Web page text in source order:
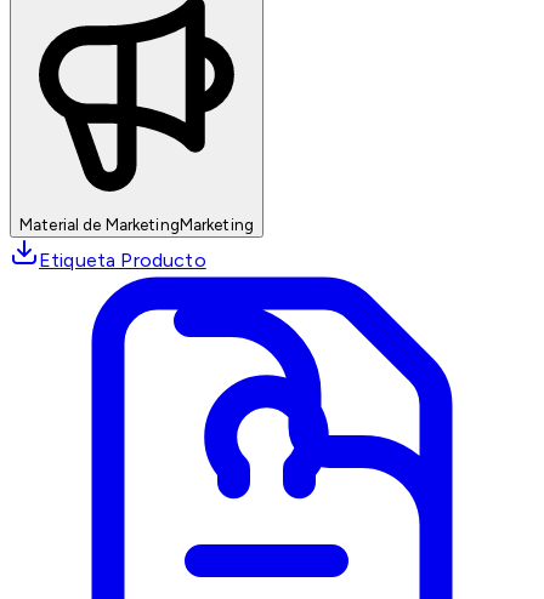
Material de MarketingMarketing
Etiqueta Producto